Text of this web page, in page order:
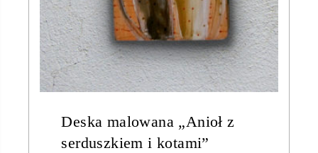
Deska malowana „Anioł z
serduszkiem i kotami”